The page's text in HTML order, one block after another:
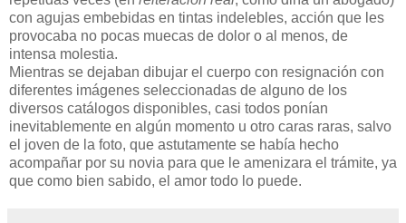
con agujas embebidas en tintas indelebles, acción que les
provocaba no pocas muecas de dolor o al menos, de
intensa molestia.
Mientras se dejaban dibujar el cuerpo con resignación con
diferentes imágenes seleccionadas de alguno de los
diversos catálogos disponibles, casi todos ponían
inevitablemente en algún momento u otro caras raras, salvo
el joven de la foto, que astutamente se había hecho
acompañar por su novia para que le amenizara el trámite, ya
que como bien sabido, el amor todo lo puede.